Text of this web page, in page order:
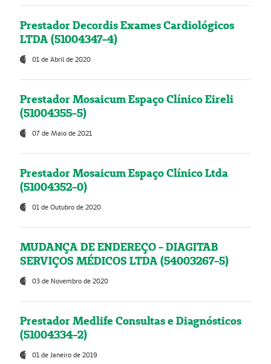
Prestador Decordis Exames Cardiológicos
LTDA (51004347-4)
01 de Abril de 2020
Prestador Mosaicum Espaço Clínico Eireli
(51004355-5)
07 de Maio de 2021
Prestador Mosaicum Espaço Clínico Ltda
(51004352-0)
01 de Outubro de 2020
MUDANÇA DE ENDEREÇO - DIAGITAB
SERVIÇOS MÉDICOS LTDA (54003267-5)
03 de Novembro de 2020
Prestador Medlife Consultas e Diagnósticos
(51004334-2)
01 de Janeiro de 2019